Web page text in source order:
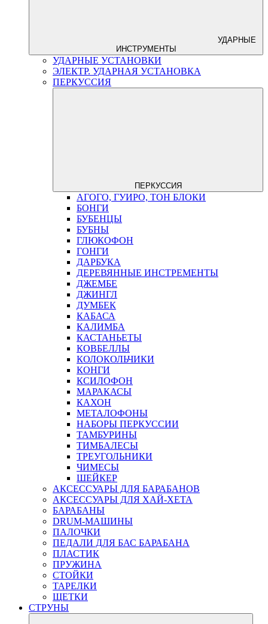
УДАРНЫЕ
ИНСТРУМЕНТЫ
УДАРНЫЕ УСТАНОВКИ
ЭЛЕКТР. УДАРНАЯ УСТАНОВКА
ПЕРКУССИЯ
ПЕРКУССИЯ
АГОГО, ГУИРО, ТОН БЛОКИ
БОНГИ
БУБЕНЦЫ
БУБНЫ
ГЛЮКОФОН
ГОНГИ
ДАРБУКА
ДЕРЕВЯННЫЕ ИНСТРЕМЕНТЫ
ДЖЕМБЕ
ДЖИНГЛ
ДУМБЕК
КАБАСА
КАЛИМБА
КАСТАНЬЕТЫ
КОВБЕЛЛЫ
КОЛОКОЛЬЧИКИ
КОНГИ
КСИЛОФОН
МАРАКАСЫ
КАХОН
МЕТАЛОФОНЫ
НАБОРЫ ПЕРКУССИИ
ТАМБУРИНЫ
ТИМБАЛЕСЫ
ТРЕУГОЛЬНИКИ
ЧИМЕСЫ
ШЕЙКЕР
АКСЕССУАРЫ ДЛЯ БАРАБАНОВ
АКСЕССУАРЫ ДЛЯ ХАЙ-ХЕТА
БАРАБАНЫ
DRUM-МАШИНЫ
ПАЛОЧКИ
ПЕДАЛИ ДЛЯ БАС БАРАБАНА
ПЛАСТИК
ПРУЖИНА
СТОЙКИ
ТАРЕЛКИ
ЩЕТКИ
СТРУНЫ